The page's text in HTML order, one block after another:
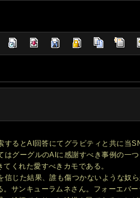
るとAI回答にてグラビティと共に当
グーグルのAIに感謝すべき事例の一つ
くれた愛すべきカモである。
じた結果、誰も傷つかないような奴
サンキューラムネさん。フォーエバー